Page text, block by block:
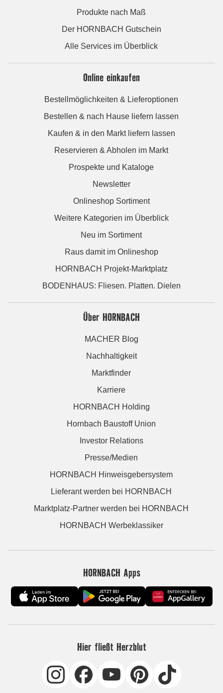
Produkte nach Maß
Der HORNBACH Gutschein
Alle Services im Überblick
Online einkaufen
Bestellmöglichkeiten & Lieferoptionen
Bestellen & nach Hause liefern lassen
Kaufen & in den Markt liefern lassen
Reservieren & Abholen im Markt
Prospekte und Kataloge
Newsletter
Onlineshop Sortiment
Weitere Kategorien im Überblick
Neu im Sortiment
Raus damit im Onlineshop
HORNBACH Projekt-Marktplatz
BODENHAUS: Fliesen. Platten. Dielen
Über HORNBACH
MACHER Blog
Nachhaltigkeit
Marktfinder
Karriere
HORNBACH Holding
Hornbach Baustoff Union
Investor Relations
Presse/Medien
HORNBACH Hinweisgebersystem
Lieferant werden bei HORNBACH
Marktplatz-Partner werden bei HORNBACH
HORNBACH Werbeklassiker
HORNBACH Apps
Hier fließt Herzblut